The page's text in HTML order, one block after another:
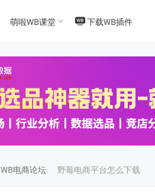
萌啦WB课堂 下载WB插件
WB电商论坛 野莓电商平台怎么下载